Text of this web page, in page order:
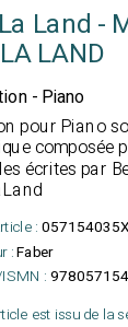
Land -
LAND
- Piano
pour Piano
composée
écrites par
: 057154035X
:Faber
:
est issu de la